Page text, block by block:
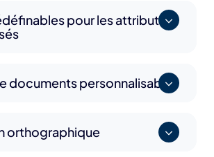
pour les attributs
documents personnalisables
orthographique